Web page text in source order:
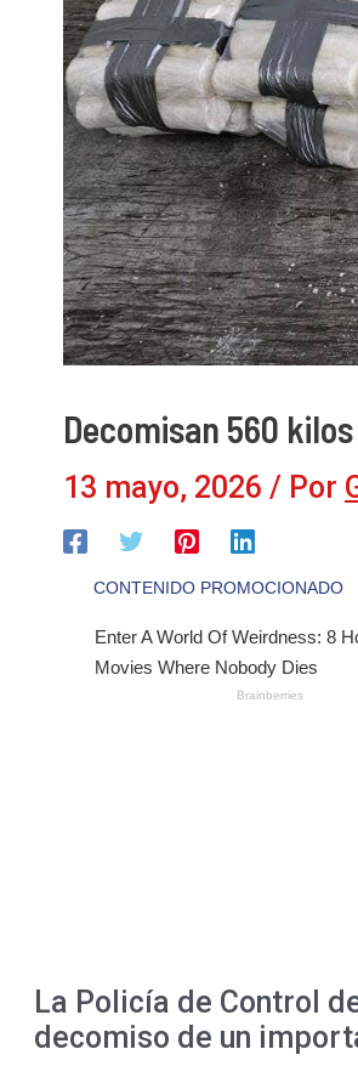
Decomisan 560
13 mayo, 2026 / Por
La Policía de Control
decomiso de un